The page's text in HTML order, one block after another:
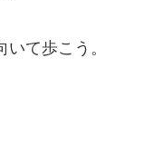
て歩こう。